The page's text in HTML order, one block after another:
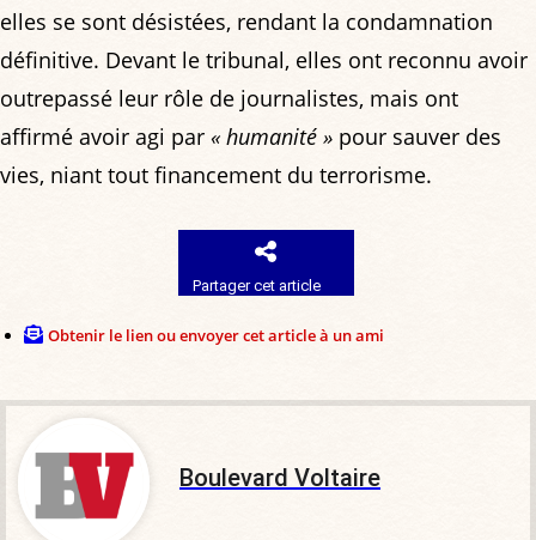
elles se sont désistées, rendant la condamnation
définitive. Devant le tribunal, elles ont reconnu avoir
outrepassé leur rôle de journalistes, mais ont
affirmé avoir agi par « humanité » pour sauver des
vies, niant tout financement du terrorisme.
Partager cet article
Obtenir le lien ou envoyer cet article à un ami
Boulevard Voltaire